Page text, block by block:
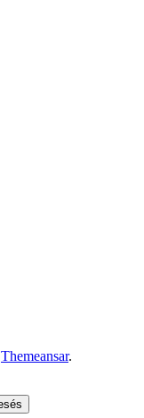
Themeansar.